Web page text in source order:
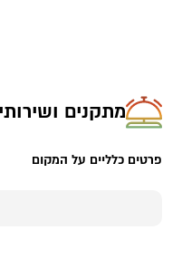
מתקנים
פרטים כלליים על המקום